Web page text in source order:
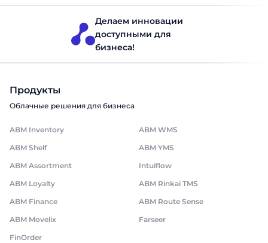
Проблемы ручного планирования и человеческий
фактор Планирование […]
Делаем инновации
доступными для
бизнеса!
Продукты
Облачные решения для бизнеса
ABM Inventory
ABM WMS
ABM Shelf
ABM YMS
ABM Assortment
Intuiflow
ABM Loyalty
ABM Rinkai TMS
ABM Finance
ABM Route Sense
ABM Movelix
Farseer
FinOrder